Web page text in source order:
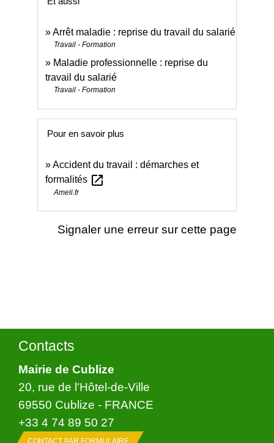
Arrêt maladie : reprise du travail du salarié
Travail - Formation
Maladie professionnelle : reprise du
travail du salarié
Travail - Formation
Pour en savoir plus
Accident du travail : démarches et
formalités open_in_new
Ameli.fr
Signaler une erreur sur cette page
Contacts
Mairie de Cublize
20, rue de l'Hôtel-de-Ville
69550 Cublize - FRANCE
+33 4 74 89 50 27
CONTACT PAR FORMULAIRE